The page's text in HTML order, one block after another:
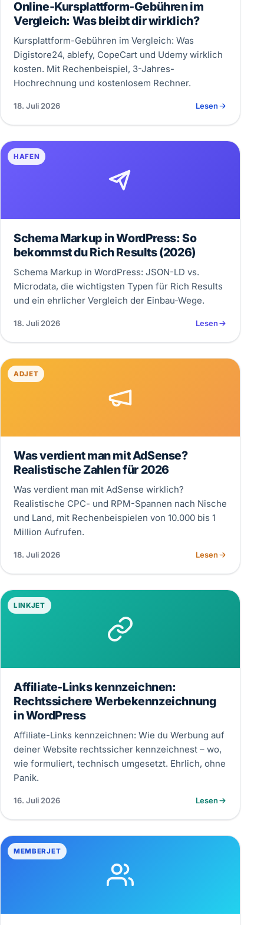
Online-Kursplattform-Gebühren im
Vergleich: Was bleibt dir wirklich?
Kursplattform-Gebühren im Vergleich: Was
Digistore24, ablefy, CopeCart und Udemy wirklich
kosten. Mit Rechenbeispiel, 3-Jahres-
Hochrechnung und kostenlosem Rechner.
18. Juli 2026 Lesen
HAFEN
Schema Markup in WordPress: So
bekommst du Rich Results (2026)
Schema Markup in WordPress: JSON-LD vs.
Microdata, die wichtigsten Typen für Rich Results
und ein ehrlicher Vergleich der Einbau-Wege.
18. Juli 2026 Lesen
ADJET
Was verdient man mit AdSense?
Realistische Zahlen für 2026
Was verdient man mit AdSense wirklich?
Realistische CPC- und RPM-Spannen nach Nische
und Land, mit Rechenbeispielen von 10.000 bis 1
Million Aufrufen.
18. Juli 2026 Lesen
LINKJET
Affiliate-Links kennzeichnen:
Rechtssichere Werbekennzeichnung
in WordPress
Affiliate-Links kennzeichnen: Wie du Werbung auf
deiner Website rechtssicher kennzeichnest – wo,
wie formuliert, technisch umgesetzt. Ehrlich, ohne
Panik.
16. Juli 2026 Lesen
MEMBERJET